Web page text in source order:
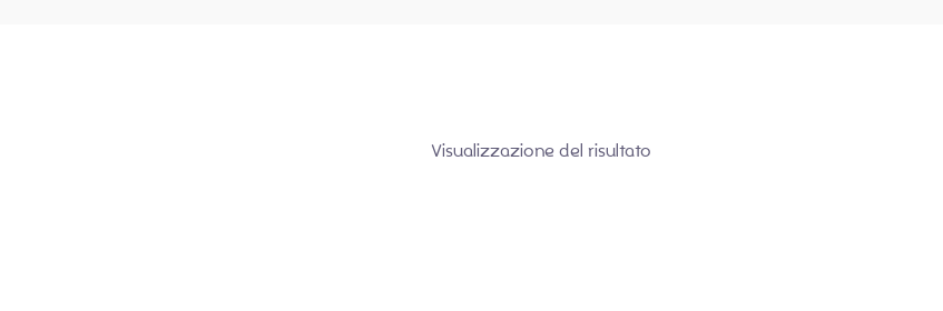
Visualizzazione del risultato